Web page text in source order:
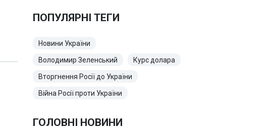
ПОПУЛЯРНІ ТЕГИ
Новини України
Володимир Зеленський Курс долара
Вторгнення Росії до України
Війна Росії проти України
ГОЛОВНІ НОВИНИ